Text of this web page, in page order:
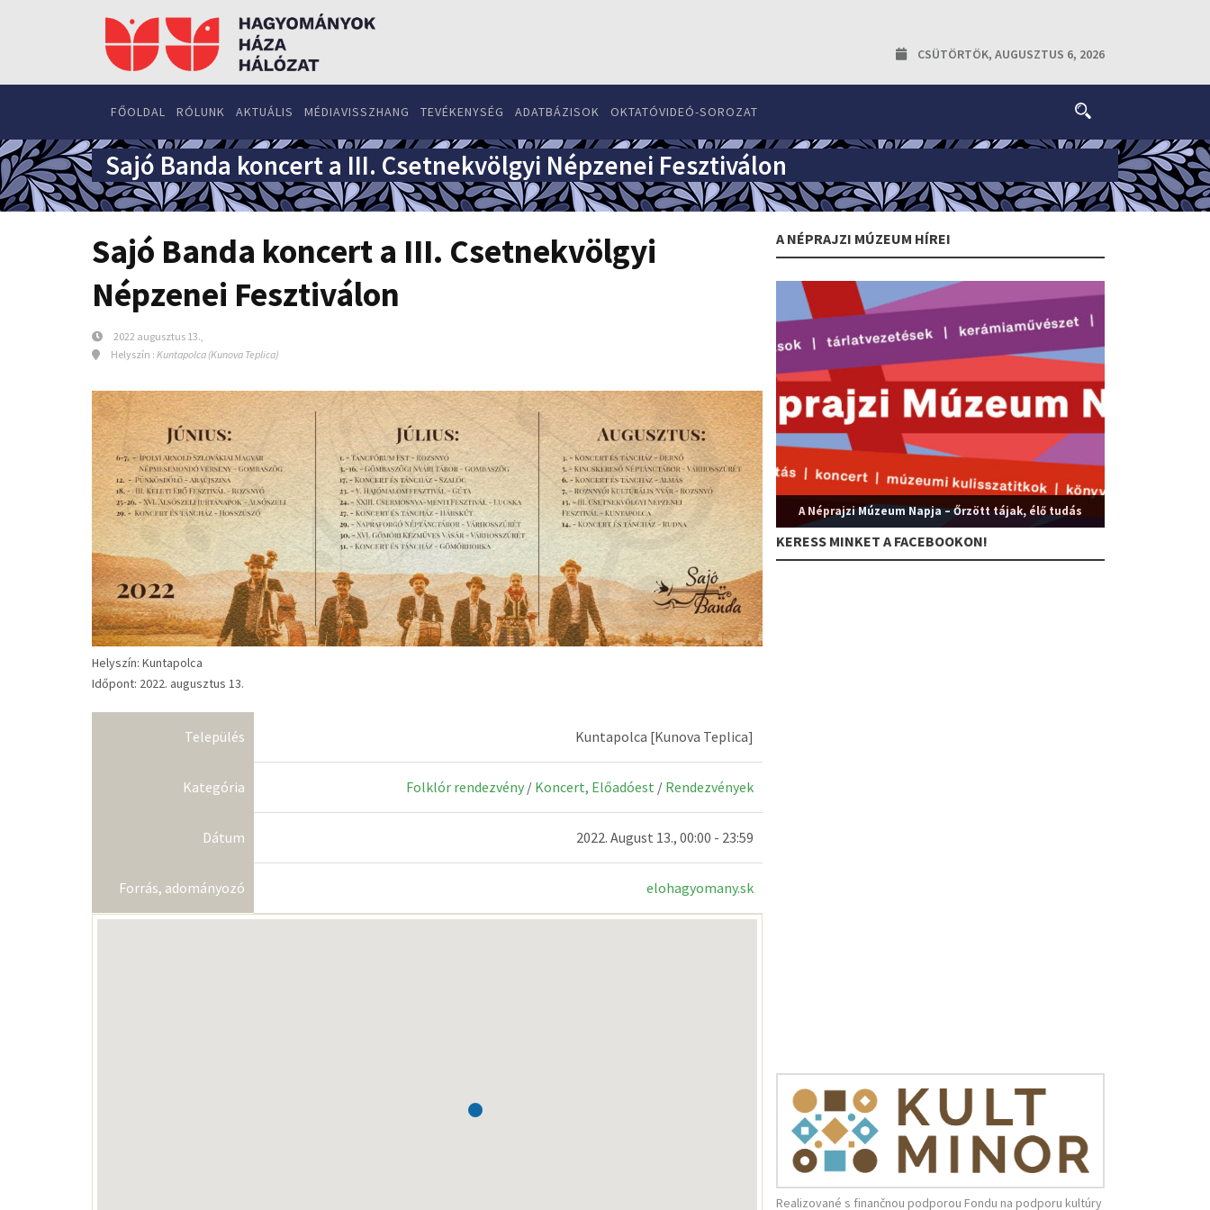
CSÜTÖRTÖK, AUGUSZTUS 6, 2026
FŐOLDAL RÓLUNK AKTUÁLIS MÉDIAVISSZHANG TEVÉKENYSÉG ADATBÁZISOK OKTATÓVIDEÓ-SOROZAT
Sajó Banda koncert a III. Csetnekvölgyi Népzenei Fesztiválon
Sajó Banda koncert a III. Csetnekvölgyi
Népzenei Fesztiválon
2022 augusztus 13.,
Helyszín : Kuntapolca (Kunova Teplica)
Helyszín: Kuntapolca
Időpont: 2022. augusztus 13.
Település Kuntapolca [Kunova Teplica]
Kategória Folklór rendezvény / Koncert, Előadóest / Rendezvények
Dátum 2022. August 13., 00:00 - 23:59
Forrás, adományozó elohagyomany.sk
A NÉPRAJZI MÚZEUM HÍREI
A Néprajzi Múzeum Napja – Őrzött tájak, élő tudás
KERESS MINKET A FACEBOOKON!
Realizované s finančnou podporou Fondu na podporu kultúry